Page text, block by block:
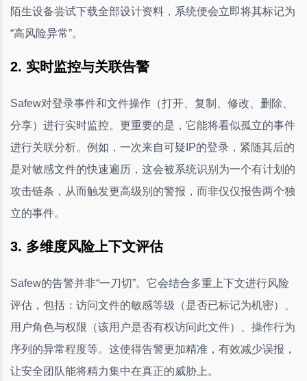
陌生设备尝试下载全部设计资料，系统便会立即将其标记为
“高风险异常”。
2. 实时监控与关联告警
Safew对登录事件和文件操作（打开、复制、修改、删除、
分享）进行实时监控。更重要的是，它能将看似孤立的事件
进行关联分析。例如，一次来自可疑IP的登录，紧随其后的
是对敏感文件的快速遍历，这会被系统识别为一个有计划的
攻击链条，从而触发更高级别的警报，而非仅仅报告两个独
立的事件。
3. 多维度风险上下文评估
Safew的告警并非“一刀切”。它会结合多重上下文进行风险
评估，包括：访问文件的敏感等级（是否已标记为机密）、
用户角色与权限（该用户是否有权访问此文件）、操作行为
序列的异常程度等。这使得告警更加精准，有效减少误报，
让安全团队能将精力集中在真正的威胁上。